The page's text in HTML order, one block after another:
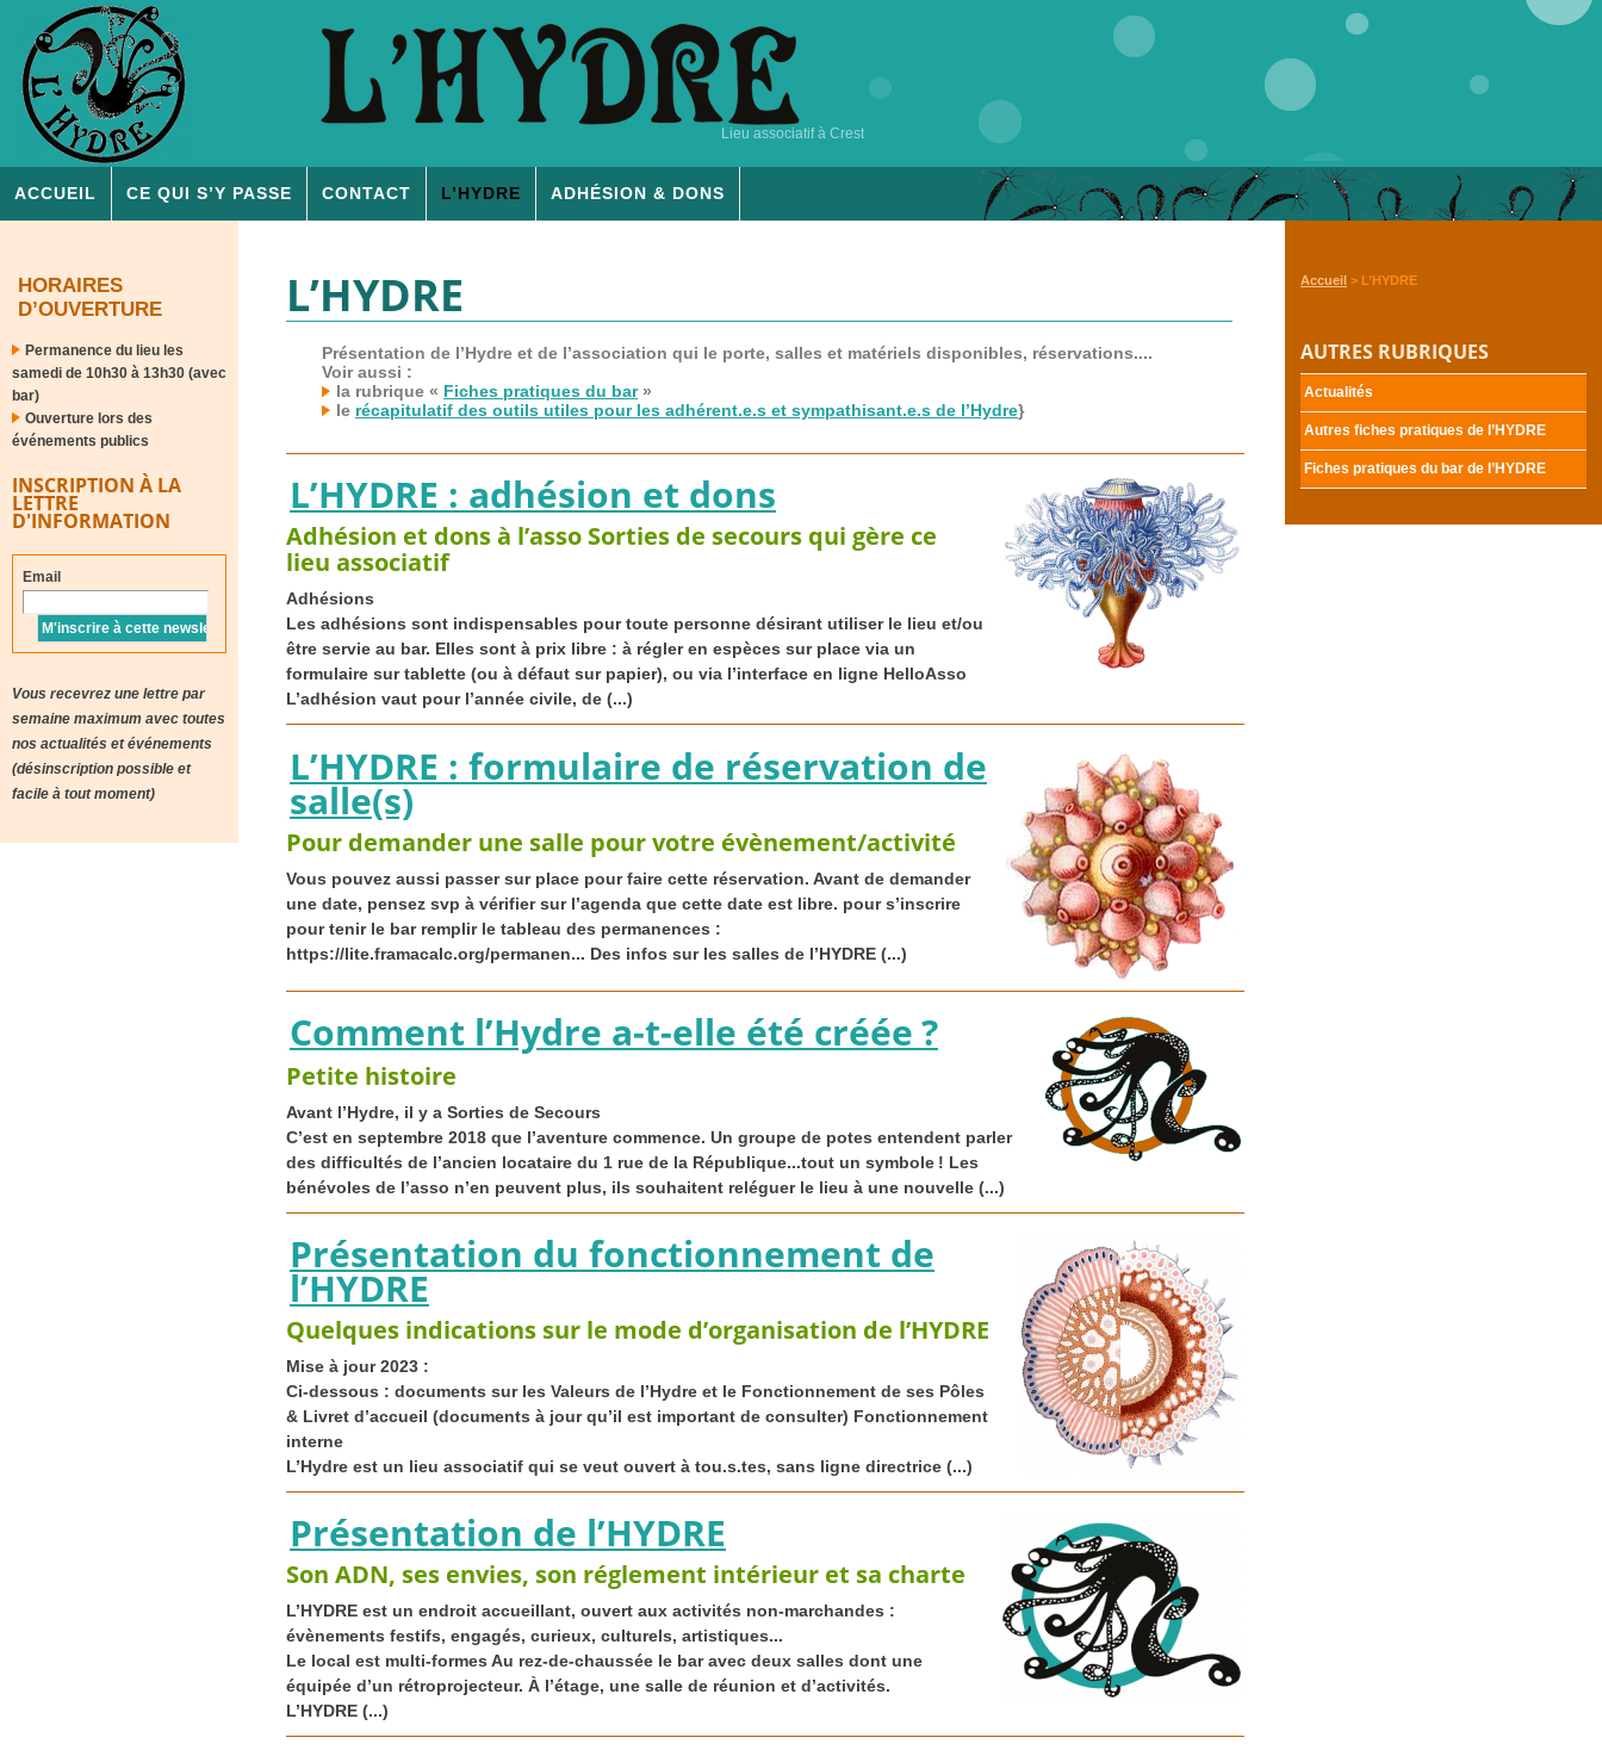
Lieu associatif à Crest
ACCUEIL CE QUI S’Y PASSE CONTACT L’HYDRE ADHÉSION & DONS
L’HYDRE
Présentation de l’Hydre et de l’association qui le porte, salles et matériels disponibles, réservations....
Voir aussi :
la rubrique « Fiches pratiques du bar»
le récapitulatif des outils utiles pour les adhérent.e.s et sympathisant.e.s de l’Hydre}
L’HYDRE : adhésion et dons
Adhésion et dons à l’asso Sorties de secours qui gère ce
lieu associatif
Adhésions
Les adhésions sont indispensables pour toute personne désirant utiliser le lieu et/ou
être servie au bar. Elles sont à prix libre : à régler en espèces sur place via un
formulaire sur tablette (ou à défaut sur papier), ou via l’interface en ligne HelloAsso
L’adhésion vaut pour l’année civile, de (...)
L’HYDRE : formulaire de réservation de
salle(s)
Pour demander une salle pour votre évènement/activité
Vous pouvez aussi passer sur place pour faire cette réservation. Avant de demander
une date, pensez svp à vérifier sur l’agenda que cette date est libre. pour s’inscrire
pour tenir le bar remplir le tableau des permanences :
https://lite.framacalc.org/permanen... Des infos sur les salles de l’HYDRE (...)
Comment l’Hydre a-t-elle été créée?
Petite histoire
Avant l’Hydre, il y a Sorties de Secours
C’est en septembre 2018 que l’aventure commence. Un groupe de potes entendent parler
des difficultés de l’ancien locataire du 1 rue de la République...tout un symbole ! Les
bénévoles de l’asso n’en peuvent plus, ils souhaitent reléguer le lieu à une nouvelle (...)
Présentation du fonctionnement de
l’HYDRE
Quelques indications sur le mode d’organisation de l’HYDRE
Mise à jour 2023 :
Ci-dessous : documents sur les Valeurs de l’Hydre et le Fonctionnement de ses Pôles
& Livret d’accueil (documents à jour qu’il est important de consulter) Fonctionnement
interne
L’Hydre est un lieu associatif qui se veut ouvert à tou.s.tes, sans ligne directrice (...)
Présentation de l’HYDRE
Son ADN, ses envies, son réglement intérieur et sa charte
L’HYDRE est un endroit accueillant, ouvert aux activités non-marchandes :
évènements festifs, engagés, curieux, culturels, artistiques...
Le local est multi-formes Au rez-de-chaussée le bar avec deux salles dont une
équipée d’un rétroprojecteur. À l’étage, une salle de réunion et d’activités.
L’HYDRE (...)
Accueil > L’HYDRE
AUTRES RUBRIQUES
Actualités
Autres fiches pratiques de l’HYDRE
Fiches pratiques du bar de l’HYDRE
HORAIRES
D’OUVERTURE
Permanence du lieu les
samedi de 10h30 à 13h30 (avec
bar)
Ouverture lors des
événements publics
INSCRIPTION À LA
LETTRE
D'INFORMATION
Email
Vous recevrez une lettre par
semaine maximum avec toutes
nos actualités et événements
(désinscription possible et
facile à tout moment)